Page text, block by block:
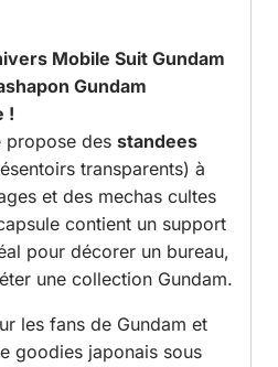
Mobile Suit Gundam
Gundam
!
propose des standees
transparents) à
et des mechas cultes
contient un support
pour décorer un bureau,
une collection Gundam.
les fans de Gundam et
goodies japonais sous